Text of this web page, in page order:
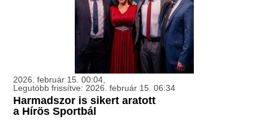
2026. február 15. 00:04,
Legutóbb frissítve: 2026. február 15. 06:34
Harmadszor is sikert aratott
a Hírös Sportbál